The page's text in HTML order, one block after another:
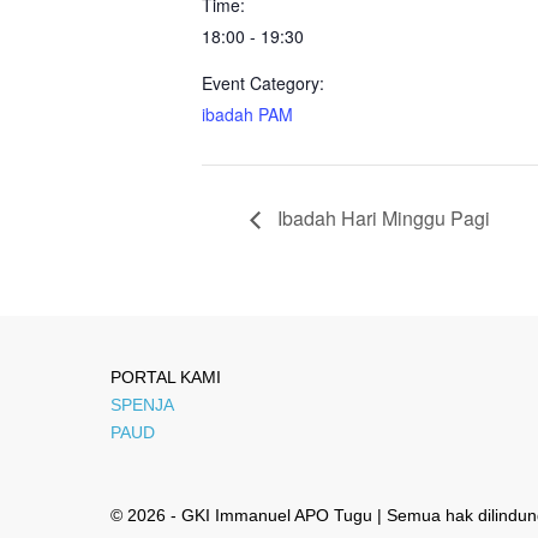
Time:
18:00 - 19:30
Event Category:
ibadah PAM
Ibadah Hari Minggu Pagi
PORTAL KAMI
SPENJA
PAUD
© 2026 - GKI Immanuel APO Tugu | Semua hak